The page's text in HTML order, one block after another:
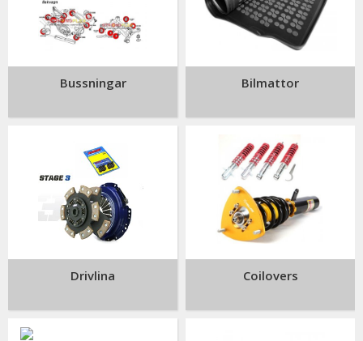
Bussningar Bilmattor
Drivlina Coilovers